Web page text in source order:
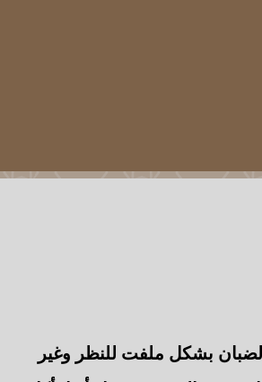
بشكل ملفت للنظر وغير